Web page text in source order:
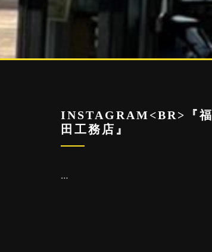
INSTAGRAM<BR>『福
田工務店』
…